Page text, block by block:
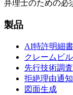
弁理士のための必
製品
AI特許明細
クレームビ
先行技術調査
拒絶理由通
図面生成